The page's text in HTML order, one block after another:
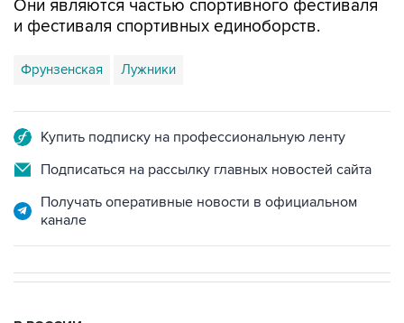
Фрунзенская Лужники
Подписаться на рассылку главных новостей сайта
Получать оперативные новости в официальном